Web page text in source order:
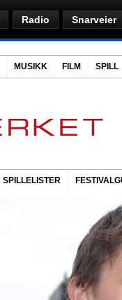
Radio Snarveier
MUSIKK FILM SPILL
SPILLELISTER